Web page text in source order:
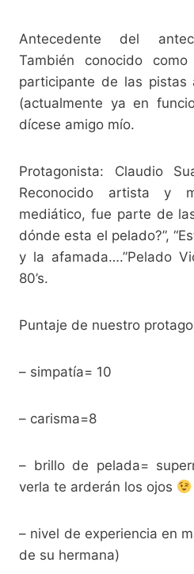
Antecedente del
También conocido
participante de las pistas
(actualmente ya en
dícese amigo mío.
Protagonista: Claudio
Reconocido artista y
mediático, fue parte de
dónde esta el pelado?”,
y la afamada….”Pelado
80’s.
Puntaje de nuestro
– simpatía= 10
– carisma=8
– brillo de pelada=
verla te arderán los ojos
– nivel de experiencia en
de su hermana)